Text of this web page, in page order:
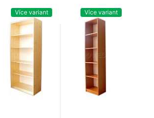
Více variant Více variant